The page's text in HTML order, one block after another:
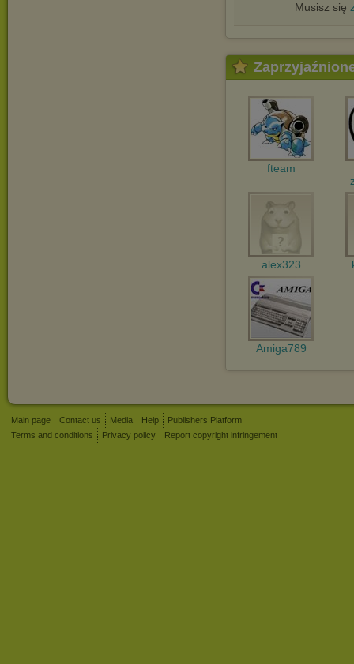
Musisz się
fteam
alex323
Amiga789
Main page Contact us Media Help
Publishers Platform
Terms and conditions
Privacy policy Report copyright infringement